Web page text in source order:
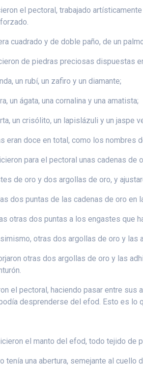
el pectoral, trabajado
cuadrado y de doble paño, de un
de piedras preciosas dispuestas
un rubí, un zafiro y un diamante;
un ágata, una cornalina y una amatista;
un crisólito, un lapislázuli y un jaspe
eran doce en total, como los nombres
para el pectoral unas cadenas de
de oro y dos argollas de oro, y
dos puntas de las cadenas de oro
otras dos puntas a los engastes que
otras dos argollas de oro y
otras dos argollas de oro y las
el pectoral, haciendo pasar entre sus
desprenderse del efod. Esto es lo
el manto del efod, todo tejido de
tenía una abertura, semejante al cuello